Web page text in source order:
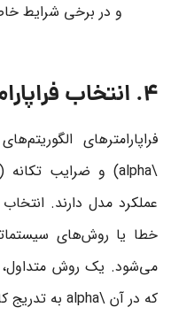
و در برخی شرایط
4. انتخاب فراپارامترها
فراپارامترهای
\alpha
) و ضرایب تکانه (
عملکرد مدل دارند.
خطا یا روش‌های
می‌شود. یک روش متداول،
که در آن \alpha به تدریج